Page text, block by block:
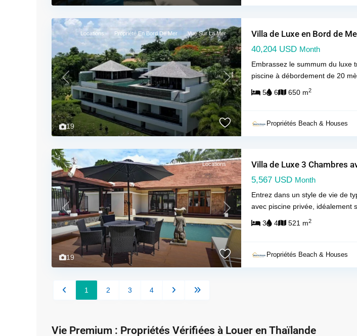
19
Previous Next
Locations Propriété En Bord De Mer Vue Sur La Mer Villa de Luxe en Bord de
40,204 USD Month
Embrassez le summum du luxe
piscine à débordement de 20
5 6 650 m2
Propriétés Beach & Houses
19
Previous Next
Locations Villa de Luxe 3 Chambres
5,567 USD Month
Entrez dans un style de vie de
avec piscine privée, idéalement
3 4 521 m2
Propriétés Beach & Houses
1 2 3 4
Vie Premium : Propriétés Vérifiées à Louer en Thaïlande